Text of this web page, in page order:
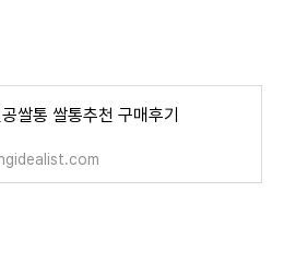
쌀통 쌀통추천 구매후기